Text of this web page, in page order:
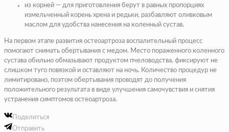
из корней — для приготовления берут в равных пропорциях
измельченный корень хрена и редьки, разбавляют оливковым
маслом для удобства нанесения на коленный сустав.
На первом этапе развития остеоартроза воспалительный процесс
помогают снимать обертывания с медом. Место пораженного коленного
сустава обильно обмазывают продуктом пчеловодства, фиксируют не
слишком туго повязкой и оставляют на ночь. Количество процедур не
лимитировано, поэтом обертывания проводят до получения
положительного результата в виде улучшения самочувствия и снятия
устранения симптомов остеоартроза.
Поделиться
Отправить